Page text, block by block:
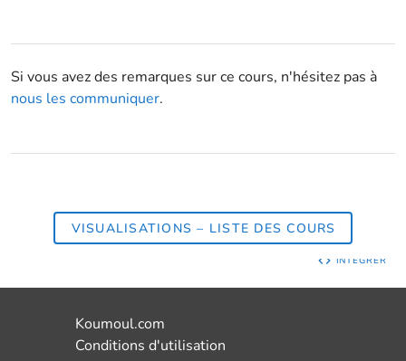
INTÉGRER
Si vous avez des remarques sur ce cours, n'hésitez pas à
nous les communiquer.
VISUALISATIONS – LISTE DES COURS
Koumoul.com
Conditions d'utilisation